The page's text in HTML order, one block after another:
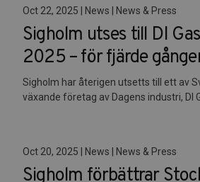
Oct 22, 2025 | News | News & Press
Sigholm utses till DI
2025 – för fjärde
Sigholm har återigen utsetts till ett av
växande företag av Dagens industri, DI
Oct 20, 2025 | News | News & Press
Sigholm förbättrar